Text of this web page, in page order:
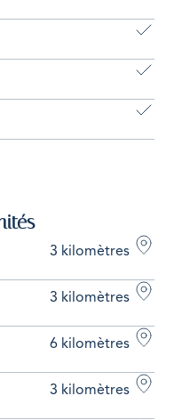
3 kilomètres
3 kilomètres
6 kilomètres
3 kilomètres